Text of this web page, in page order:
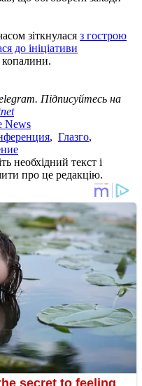
зіткнулася з гострою
до ініціативи
копалини.
Підписуйтесь на
News
, Глазго,
необхідний текст і
про це редакцію.